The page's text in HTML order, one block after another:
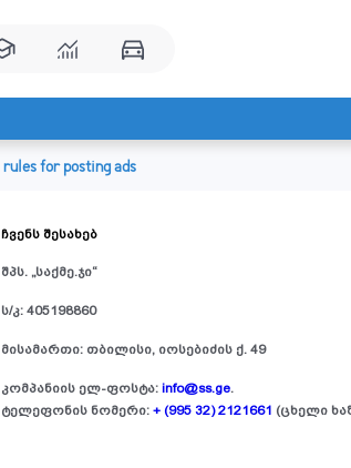
rules for posting ads
ჩვენს შესახებ
შპს. „საქმე.ჯი“
ს/კ: 405198860
მისამართი: თბილისი, იოსებიძის ქ. 49
კომპანიის ელ-ფოსტა: info@ss.ge.
ტელეფონის ნომერი: + (995 32) 2121661 (ცხელი